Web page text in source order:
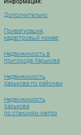
Информация:
Дополнительно
Приватизация,
кадастровый номер
Недвижимость в
пригороде Харькова
Недвижимость
Харькова по районам
Недвижимость
Харькова
по станциям метро